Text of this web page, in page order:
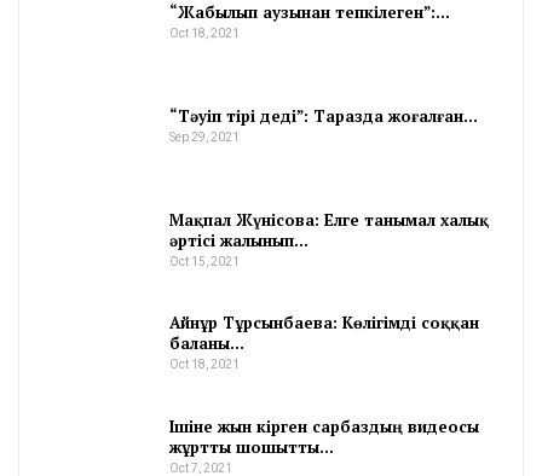
“Жабылып аузынан тепкілеген”:…
Oct 18, 2021
“Тәуіп тірі деді”: Таразда жоғалған…
Sep 29, 2021
Мақпал Жүнісова: Елге танымал халық
әртісі жалынып…
Oct 15, 2021
Айнұр Тұрсынбаева: Көлігімді соққан
баланы…
Oct 18, 2021
Ішіне жын кірген сарбаздың видеосы
жұртты шошытты…
Oct 7, 2021